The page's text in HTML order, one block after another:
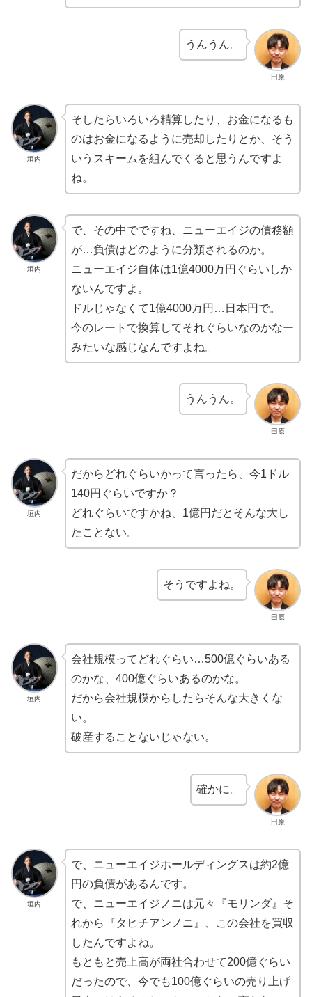
田原
うんうん。
垣内
そしたらいろいろ精算したり、お金になるも
のはお金になるように売却したりとか、そう
いうスキームを組んでくると思うんですよ
ね。
垣内
で、その中でですね、ニューエイジの債務額
が…負債はどのように分類されるのか。
ニューエイジ自体は1億4000万円ぐらいしか
ないんですよ。
ドルじゃなくて1億4000万円…日本円で。
今のレートで換算してそれぐらいなのかなー
みたいな感じなんですよね。
田原
うんうん。
垣内
だからどれぐらいかって言ったら、今1ドル
140円ぐらいですか？
どれぐらいですかね、1億円だとそんな大し
たことない。
田原
そうですよね。
垣内
会社規模ってどれぐらい…500億ぐらいある
のかな、400億ぐらいあるのかな。
だから会社規模からしたらそんな大きくな
い。
破産することないじゃない。
田原
確かに。
垣内
で、ニューエイジホールディングスは約2億
円の負債があるんです。
で、ニューエイジノニは元々『モリンダ』そ
れから『タヒチアンノニ』、この会社を買収
したんですよね。
もともと売上高が両社合わせて200億ぐらい
だったので、今でも100億ぐらいの売り上げ